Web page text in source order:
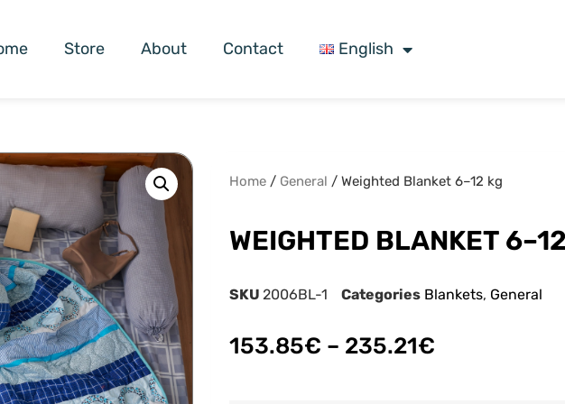
Store About Contact English
Home / General / Weighted Blanket 6–12 kg
WEIGHTED BLANKET
SKU 2006BL-1 Categories Blankets, General
153.85€ – 235.21€